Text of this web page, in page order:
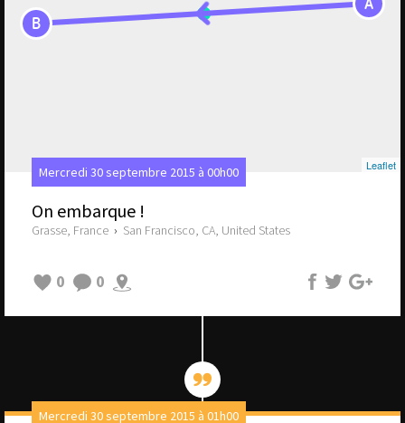
B
Leaflet
Mercredi 30 septembre 2015 à 00h00
On embarque !
Grasse, France › San Francisco, CA, United States
0 0
Mercredi 30 septembre 2015 à 01h00